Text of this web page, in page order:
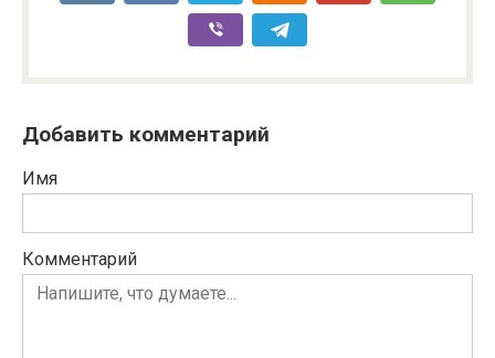
Добавить комментарий
Имя
Комментарий